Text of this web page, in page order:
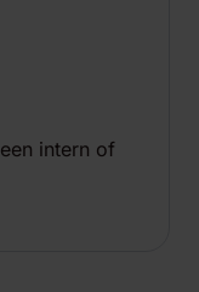
intern of